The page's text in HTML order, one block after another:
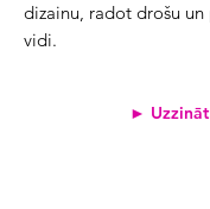
dizainu, radot drošu un
vidi.
► Uzzināt